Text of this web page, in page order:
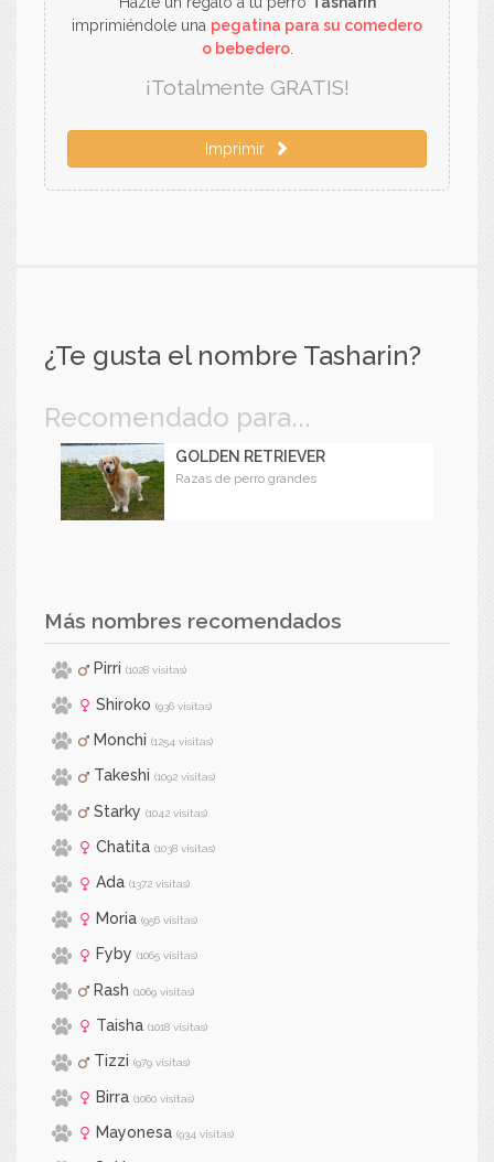
imprimiéndole una pegatina para su comedero
o bebedero.
¡Totalmente GRATIS!
Imprimir
¿Te gusta el nombre Tasharin?
Recomendado para...
GOLDEN RETRIEVER
Razas de perro grandes
Más nombres recomendados
Pirri (1028 visitas)
Shiroko (936 visitas)
Monchi (1254 visitas)
Takeshi (1092 visitas)
Starky (1042 visitas)
Chatita (1038 visitas)
Ada (1372 visitas)
Moria (956 visitas)
Fyby (1065 visitas)
Rash (1069 visitas)
Taisha (1018 visitas)
Tizzi (979 visitas)
Birra (1060 visitas)
Mayonesa (934 visitas)